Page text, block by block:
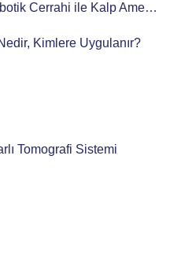
Cerrahi ile Kalp Ameliyatı
Kimlere Uygulanır?
Tomografi Sistemi